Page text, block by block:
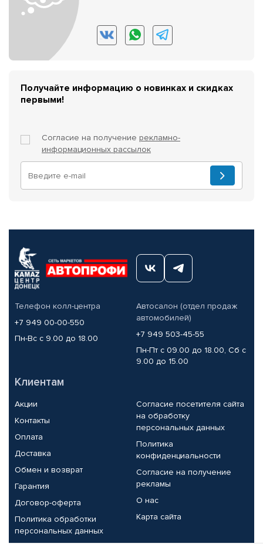
Получайте информацию о новинках и скидках
первыми!
Согласие на получение рекламно-
информационных рассылок
Телефон колл-центра
+7 949 00-00-550
Пн-Вс с 9.00 до 18.00
Автосалон (отдел продаж
автомобилей)
+7 949 503-45-55
Пн-Пт с 09.00 до 18.00, Сб с
9.00 до 15.00
Клиентам
Акции
Контакты
Оплата
Доставка
Обмен и возврат
Гарантия
Договор-оферта
Политика обработки
персональных данных
Согласие посетителя сайта
на обработку
персональных данных
Политика
конфиденциальности
Согласие на получение
рекламы
О нас
Карта сайта